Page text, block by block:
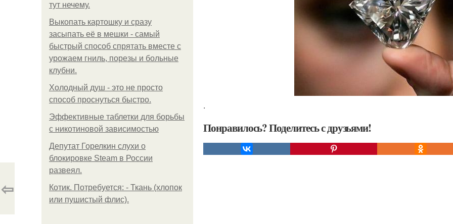
тут нечему.
Выкопать картошку и сразу
засыпать её в мешки - самый
быстрый способ спрятать вместе с
урожаем гниль, порезы и больные
клубни.
Холодный душ - это не просто
способ проснуться быстро.
Эффективные таблетки для борьбы
с никотиновой зависимостью
Депутат Горелкин слухи о
блокировке Steam в России
развеял.
Котик. Потребуется: - Ткань (хлопок
или пушистый флис).
.
Понравилось? Поделитесь с друзьями!
⇦